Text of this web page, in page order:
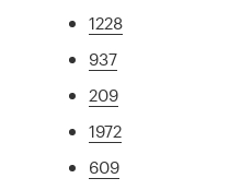
1228
937
209
1972
609